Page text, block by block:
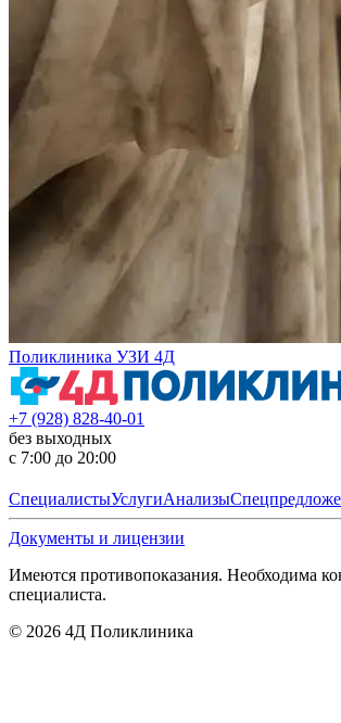
Поликлиника УЗИ 4Д
+7 (928) 828-40-01
без выходных
с 7:00 до 20:00
СпециалистыУслугиАнализы
Документы и лицензии
Имеются противопоказания. Необходима
специалиста.
© 2026 4Д Поликлиника